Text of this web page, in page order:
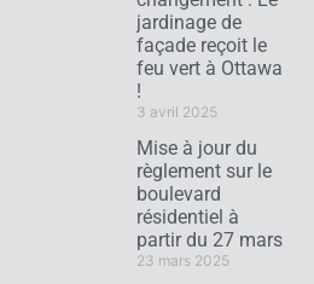
jardinage de
façade reçoit le
feu vert à Ottawa
!
3 avril 2025
Mise à jour du
règlement sur le
boulevard
résidentiel à
partir du 27 mars
23 mars 2025